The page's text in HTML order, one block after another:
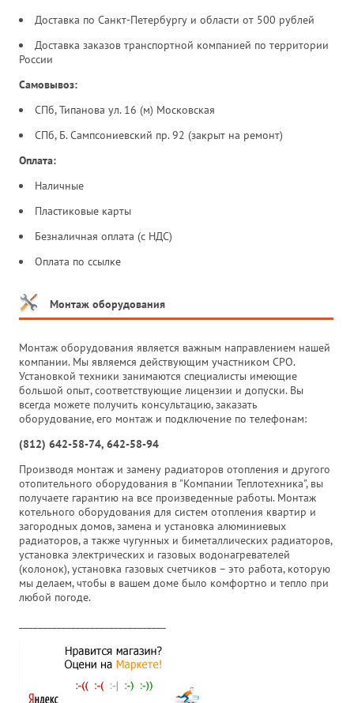
Доставка по Санкт-Петербургу и области от 500 рублей
Доставка заказов транспортной компанией по территории
России
Самовывоз:
СПб, Типанова ул. 16 (м) Московская
СПб, Б. Сампсониевский пр. 92 (закрыт на ремонт)
Оплата:
Наличные
Пластиковые карты
Безналичная оплата (с НДС)
Оплата по ссылке
Монтаж оборудования
Монтаж оборудования является важным направлением нашей
компании. Мы являемся действующим участником СРО.
Установкой техники занимаются специалисты имеющие
большой опыт, соответствующие лицензии и допуски. Вы
всегда можете получить консультацию, заказать
оборудование, его монтаж и подключение по телефонам:
(812) 642-58-74, 642-58-94
Производя монтаж и замену радиаторов отопления и другого
отопительного оборудования в "Компании Теплотехника", вы
получаете гарантию на все произведенные работы. Монтаж
котельного оборудования для систем отопления квартир и
загородных домов, замена и установка алюминиевых
радиаторов, а также чугунных и биметаллических радиаторов,
установка электрических и газовых водонагревателей
(колонок), установка газовых счетчиков – это работа, которую
мы делаем, чтобы в вашем доме было комфортно и тепло при
любой погоде.